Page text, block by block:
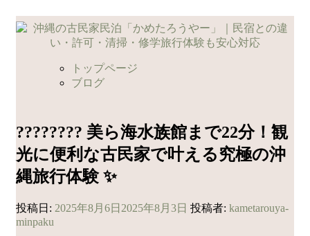
コ
ン
ッ
プ
トップページ
ブログ
???????? 美ら海水族館まで22分！観
光に便利な古民家で叶える究極の沖
縄旅行体験 ✨
投稿日: 2025年8月6日 2025年8月3日 投稿者: kametarouya-
minpaku